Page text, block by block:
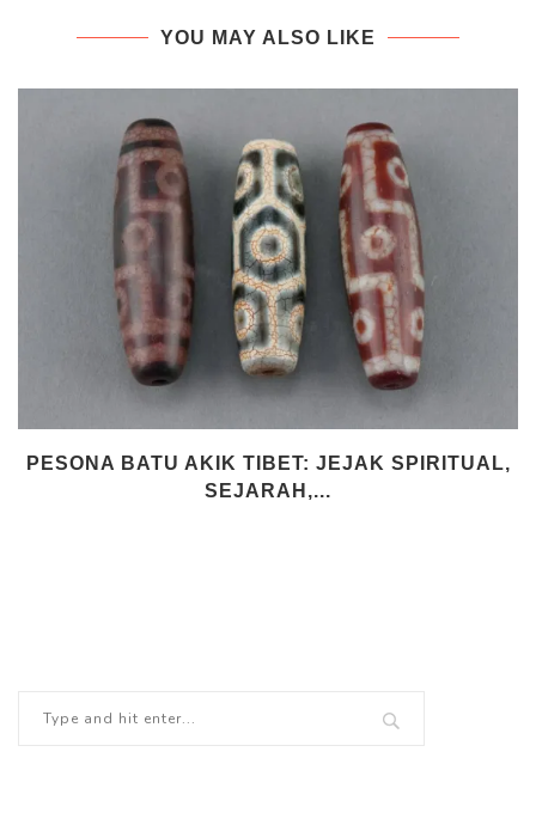
YOU MAY ALSO LIKE
PESONA BATU AKIK TIBET: JEJAK SPIRITUAL,
SEJARAH,...